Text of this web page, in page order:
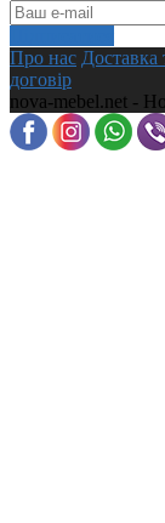
Про нас Доставка
договір
nova-mebel.net -